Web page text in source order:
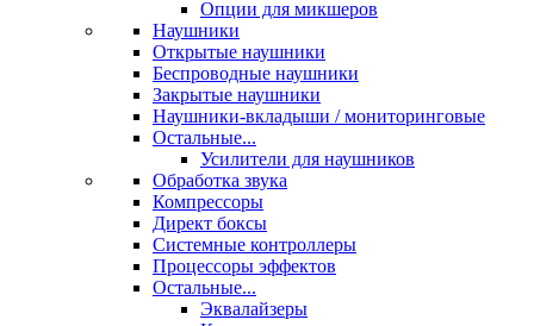
Опции для микшеров
Наушники
Открытые наушники
Беспроводные наушники
Закрытые наушники
Наушники-вкладыши / мониторинговые
Остальные...
Усилители для наушников
Обработка звука
Компрессоры
Директ боксы
Системные контроллеры
Процессоры эффектов
Остальные...
Эквалайзеры